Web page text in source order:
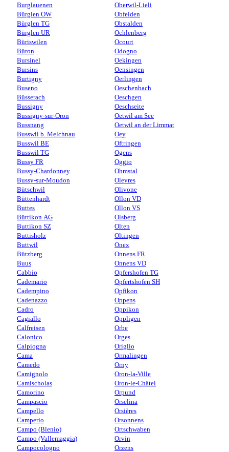
Burglauenen
Bürglen OW
Bürglen TG
Bürglen UR
Büriswilen
Büron
Bursinel
Bursins
Burtigny
Buseno
Büsserach
Bussigny
Bussigny-sur-Oron
Bussnang
Busswil b. Melchnau
Busswil BE
Busswil TG
Bussy FR
Bussy-Chardonney
Bussy-sur-Moudon
Bütschwil
Büttenhardt
Buttes
Büttikon AG
Buttikon SZ
Buttisholz
Buttwil
Bützberg
Buus
Cabbio
Cademario
Cadempino
Cadenazzo
Cadro
Cagiallo
Calfreisen
Calonico
Calpiogna
Cama
Camedo
Camignolo
Camischolas
Camorino
Campascio
Campello
Camperio
Campo (Blenio)
Campo (Vallemaggia)
Campocologno
Oberwil-Lieli
Obfelden
Obstalden
Ochlenberg
Ocourt
Odogno
Oekingen
Oensingen
Oerlingen
Oeschenbach
Oeschgen
Oeschseite
Oetwil am See
Oetwil an der Limmat
Oey
Oftringen
Ogens
Oggio
Ohmstal
Oleyres
Olivone
Ollon VD
Ollon VS
Olsberg
Olten
Oltingen
Onex
Onnens FR
Onnens VD
Opfershofen TG
Opfertshofen SH
Opfikon
Oppens
Oppikon
Oppligen
Orbe
Orges
Origlio
Ormalingen
Orny
Oron-la-Ville
Oron-le-Châtel
Orpund
Orselina
Orsières
Orsonnens
Ortschwaben
Orvin
Orzens